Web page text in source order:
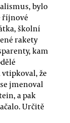
bylo
říjnové
školní
rakety
kam
vtipkoval, že
jmenoval
a pak
Určitě